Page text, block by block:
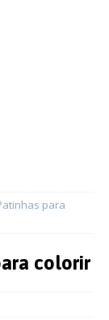
para
colorir